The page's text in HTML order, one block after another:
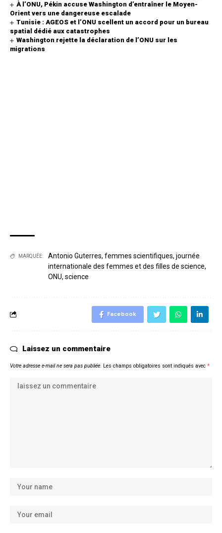
À l’ONU, Pékin accuse Washington d’entraîner le Moyen-
Orient vers une dangereuse escalade
Tunisie : AGEOS et l’ONU scellent un accord pour un bureau
spatial dédié aux catastrophes
Washington rejette la déclaration de l’ONU sur les
migrations
MARQUÉE: Antonio Guterres, femmes scientifiques, journée
internationale des femmes et des filles de science,
ONU, science
Facebook
Laissez un commentaire
Votre adresse e-mail ne sera pas publiée. Les champs obligatoires sont indiqués avec *